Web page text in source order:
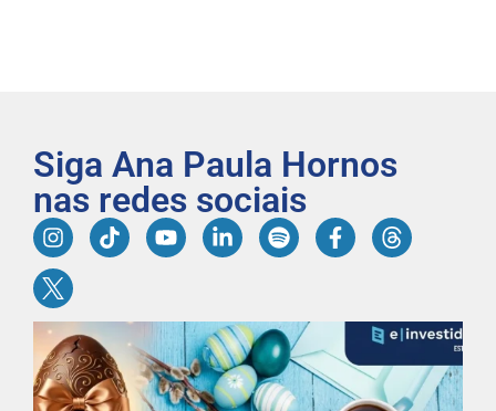
Siga Ana Paula Hornos
nas redes sociais